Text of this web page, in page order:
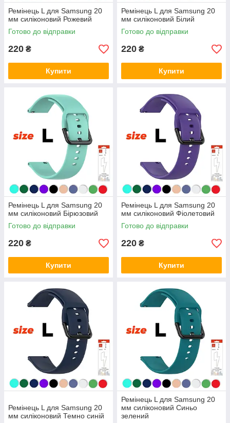
Ремінець L для Samsung 20
мм силіконовий Рожевий
Готово до відправки
220 ₴
Купити
Ремінець L для Samsung 20
мм силіконовий Білий
Готово до відправки
220 ₴
Купити
Ремінець L для Samsung 20
мм силіконовий Бірюзовий
Готово до відправки
220 ₴
Купити
Ремінець L для Samsung 20
мм силіконовий Фіолетовий
Готово до відправки
220 ₴
Купити
Ремінець L для Samsung 20
мм силіконовий Темно синій
Ремінець L для Samsung 20
мм силіконовий Синьо
зелений